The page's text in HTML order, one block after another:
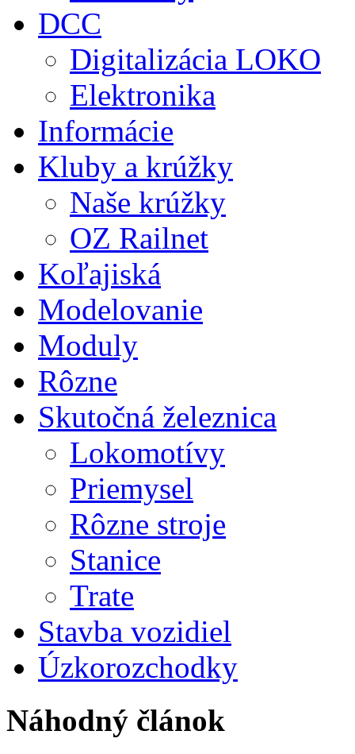
DCC
Digitalizácia LOKO
Elektronika
Informácie
Kluby a krúžky
Naše krúžky
OZ Railnet
Koľajiská
Modelovanie
Moduly
Rôzne
Skutočná železnica
Lokomotívy
Priemysel
Rôzne stroje
Stanice
Trate
Stavba vozidiel
Úzkorozchodky
Náhodný článok